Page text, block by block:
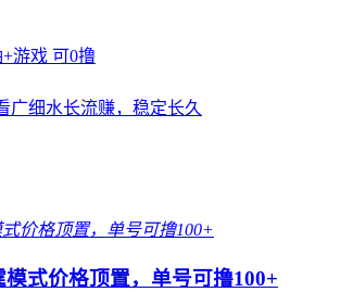
游戏 可0撸
广细水长流赚，稳定长久
式价格顶置，单号可撸100+